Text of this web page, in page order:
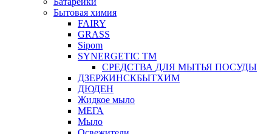
Бытовая химия
FAIRY
GRASS
Sipom
SYNERGETIC TM
СРЕДСТВА ДЛЯ МЫТЬЯ ПОСУДЫ
ДЗЕРЖИНСКБЫТХИМ
ДЮДЕН
Жидкое мыло
МЕГА
Мыло